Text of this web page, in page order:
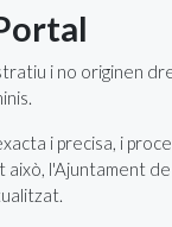
i no originen
i precisa, i
l'Ajuntament de